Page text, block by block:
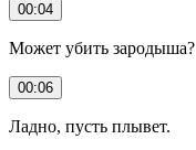
00:04
Может убить зародыша?
00:06
Ладно, пусть плывет.